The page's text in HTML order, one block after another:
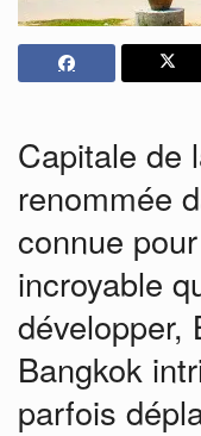
Capitale de
renommée
connue
incroyable
développer,
Bangkok
parfois